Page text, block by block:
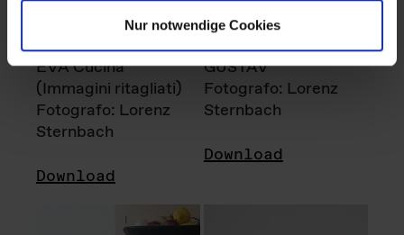
Nur notwendige Cookies
EVA Cucina
(Immagini ritagliati)
Fotografo: Lorenz
Sternbach
Download
GUSTAV
Fotografo: Lorenz
Sternbach
Download